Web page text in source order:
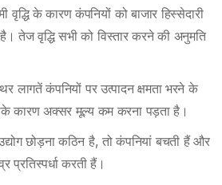
वृद्धि के कारण कंपनियों को बाजार हिस्सेदारी
तेज वृद्धि सभी को विस्तार करने की अनुमति
लागतें कंपनियों पर उत्पादन क्षमता भरने के
कारण अक्सर मूल्य कम करना पड़ता है।
छोड़ना कठिन है, तो कंपनियां बचती हैं और
प्रतिस्पर्धा करती हैं।